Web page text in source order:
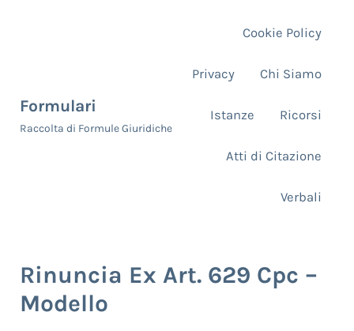
Formulari
Raccolta di Formule Giuridiche
Cookie Policy
Privacy Chi Siamo
Istanze Ricorsi
Atti di Citazione
Verbali
Rinuncia Ex Art. 629 Cpc –
Modello